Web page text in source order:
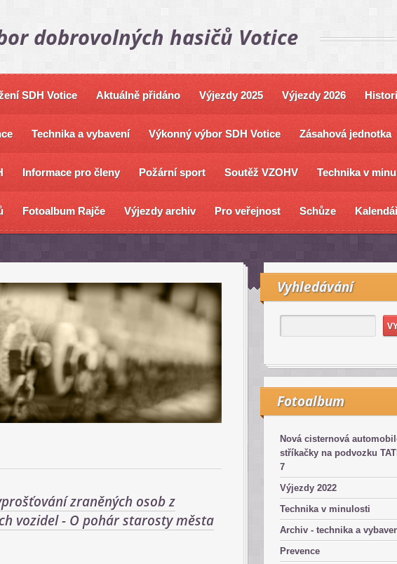
dobrovolných hasičů Votice
SDH Votice Aktuálně přidáno Výjezdy 2025 Výjezdy 2026
Technika a vybavení Výkonný výbor SDH Votice Zásahová jednotka
Informace pro členy Požární sport Soutěž VZOHV Technika v
Fotoalbum Rajče Výjezdy archiv Pro veřejnost Schůze
zraněných osob z
vozidel - O pohár starosty města
Vyhledávání
Fotoalbum
Nová cisternová
stříkačky na podvozku
7
Výjezdy 2022
Technika v minulosti
Archiv - technika a
Prevence